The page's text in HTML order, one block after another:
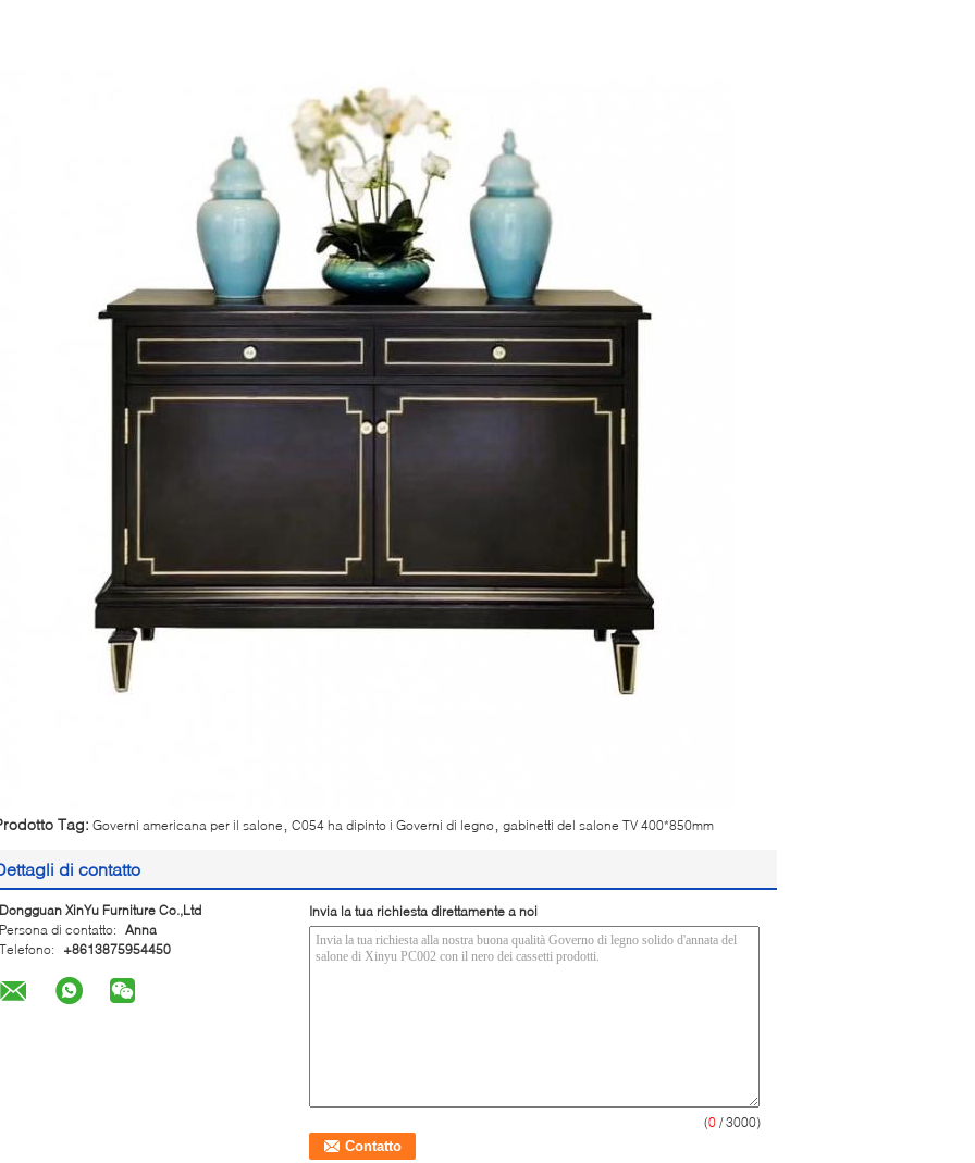
Tag: Governi americana per il salone C054 ha dipinto i Governi di legno gabinetti del salone TV 400*850mm
di contatto
Dongguan XinYu Furniture Co.,Ltd
Persona di contatto: Anna
Telefono:
+8613875954450
Invia la tua richiesta direttamente a noi
(0 / 3000)